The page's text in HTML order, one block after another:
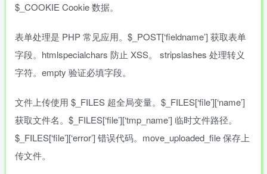
$_COOKIE Cookie 数据。
表单处理是 PHP 常见应用。$_POST[‘fieldname’] 获取表单
字段。htmlspecialchars 防止 XSS。 stripslashes 处理转义
字符。empty 验证必填字段。
文件上传使用 $_FILES 超全局变量。$_FILES[‘file’][‘name’]
获取文件名。$_FILES[‘file’][‘tmp_name’] 临时文件路径。
$_FILES[‘file’][‘error’] 错误代码。move_uploaded_file 保存上
传文件。